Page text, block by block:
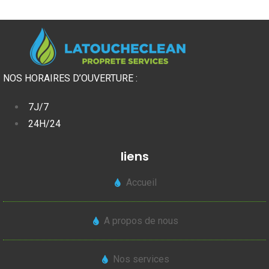
NOS HORAIRES D’OUVERTURE :
7J/7
24H/24
liens
Accueil
A propos de nous
Nos services